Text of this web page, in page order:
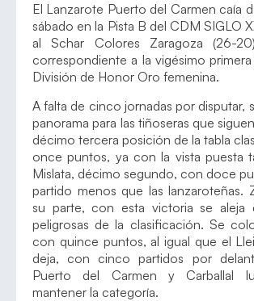
El Lanzarote Puerto del Carmen caía
sábado en la Pista B del CDM SIGLO
al Schar Colores Zaragoza (26-
correspondiente a la vigésimo
División de Honor Oro femenina.
A falta de cinco jornadas por disputar,
panorama para las tiñoseras que
décimo tercera posición de la tabla
once puntos, ya con la vista puesta
Mislata, décimo segundo, con doce
partido menos que las lanzaroteñas.
su parte, con esta victoria se aleja
peligrosas de la clasificación. Se
con quince puntos, al igual que el
deja, con cinco partidos por
Puerto del Carmen y Carballal
mantener la categoría.